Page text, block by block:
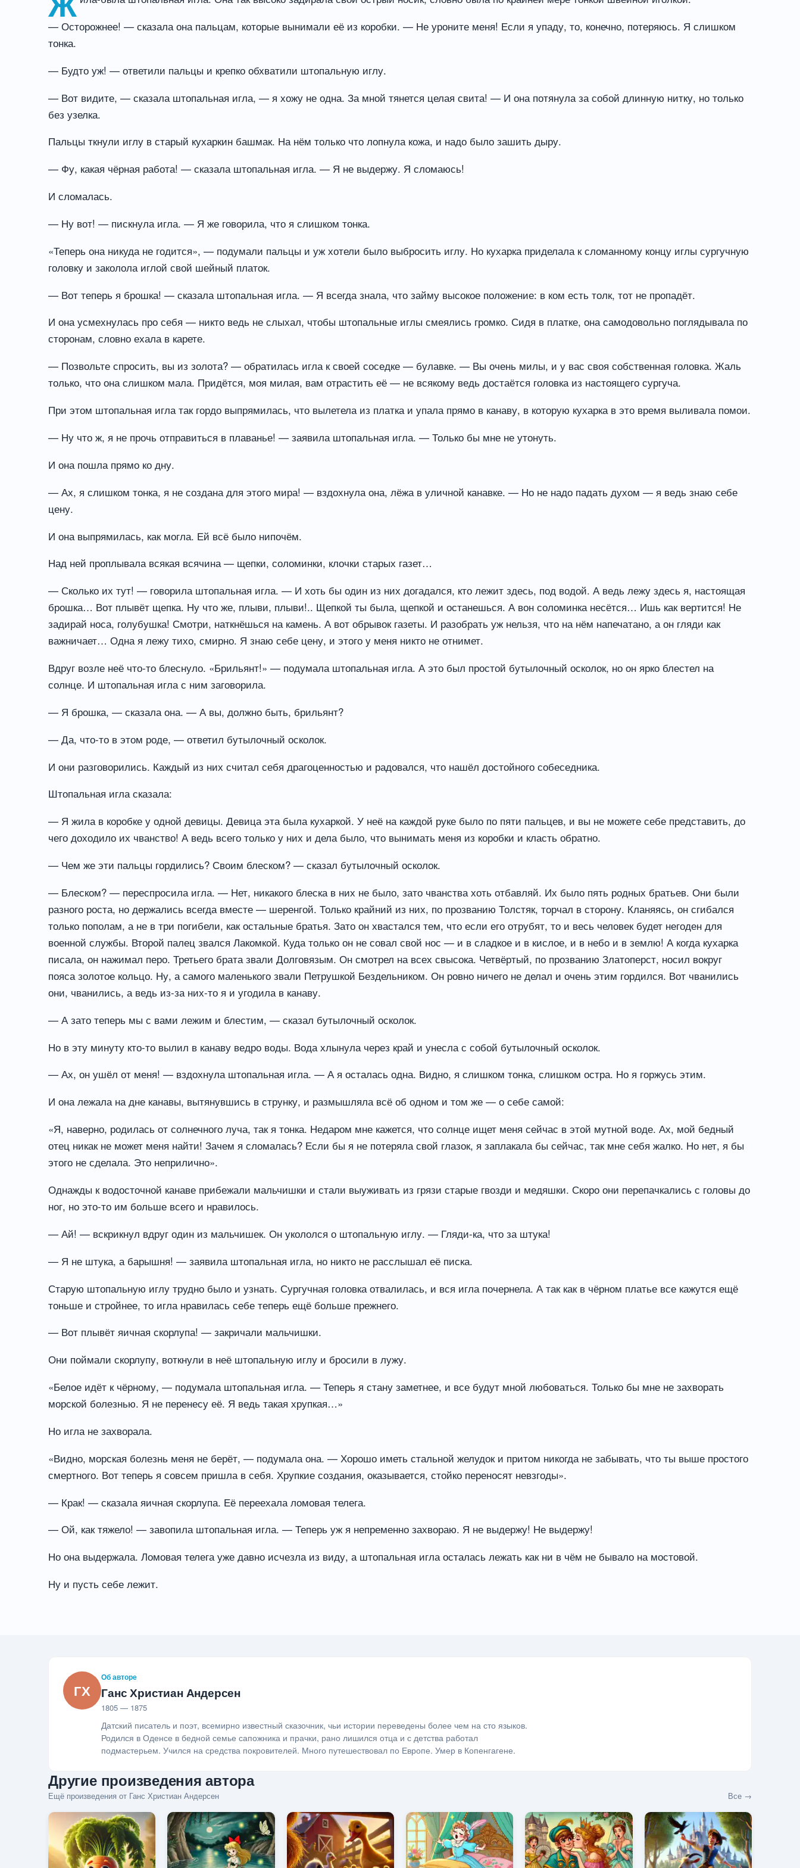
— Осторожнее! — сказала она пальцам, которые вынимали её из коробки. — Не уроните меня! Если я упаду, то, конечно, потеряюсь. Я слишком
тонка.
— Будто уж! — ответили пальцы и крепко обхватили штопальную иглу.
— Вот видите, — сказала штопальная игла, — я хожу не одна. За мной тянется целая свита! — И она потянула за собой длинную нитку, но только
без узелка.
Пальцы ткнули иглу в старый кухаркин башмак. На нём только что лопнула кожа, и надо было зашить дыру.
— Фу, какая чёрная работа! — сказала штопальная игла. — Я не выдержу. Я сломаюсь!
И сломалась.
— Ну вот! — пискнула игла. — Я же говорила, что я слишком тонка.
«Теперь она никуда не годится», — подумали пальцы и уж хотели было выбросить иглу. Но кухарка приделала к сломанному концу иглы сургучную
головку и заколола иглой свой шейный платок.
— Вот теперь я брошка! — сказала штопальная игла. — Я всегда знала, что займу высокое положение: в ком есть толк, тот не пропадёт.
И она усмехнулась про себя — никто ведь не слыхал, чтобы штопальные иглы смеялись громко. Сидя в платке, она самодовольно поглядывала по
сторонам, словно ехала в карете.
— Позвольте спросить, вы из золота? — обратилась игла к своей соседке — булавке. — Вы очень милы, и у вас своя собственная головка. Жаль
только, что она слишком мала. Придётся, моя милая, вам отрастить её — не всякому ведь достаётся головка из настоящего сургуча.
При этом штопальная игла так гордо выпрямилась, что вылетела из платка и упала прямо в канаву, в которую кухарка в это время выливала помои.
— Ну что ж, я не прочь отправиться в плаванье! — заявила штопальная игла. — Только бы мне не утонуть.
И она пошла прямо ко дну.
— Ах, я слишком тонка, я не создана для этого мира! — вздохнула она, лёжа в уличной канавке. — Но не надо падать духом — я ведь знаю себе
цену.
И она выпрямилась, как могла. Ей всё было нипочём.
Над ней проплывала всякая всячина — щепки, соломинки, клочки старых газет…
— Сколько их тут! — говорила штопальная игла. — И хоть бы один из них догадался, кто лежит здесь, под водой. А ведь лежу здесь я, настоящая
брошка… Вот плывёт щепка. Ну что же, плыви, плыви!.. Щепкой ты была, щепкой и останешься. А вон соломинка несётся… Ишь как вертится! Не
задирай носа, голубушка! Смотри, наткнёшься на камень. А вот обрывок газеты. И разобрать уж нельзя, что на нём напечатано, а он гляди как
важничает… Одна я лежу тихо, смирно. Я знаю себе цену, и этого у меня никто не отнимет.
Вдруг возле неё что-то блеснуло. «Брильянт!» — подумала штопальная игла. А это был простой бутылочный осколок, но он ярко блестел на
солнце. И штопальная игла с ним заговорила.
— Я брошка, — сказала она. — А вы, должно быть, брильянт?
— Да, что-то в этом роде, — ответил бутылочный осколок.
И они разговорились. Каждый из них считал себя драгоценностью и радовался, что нашёл достойного собеседника.
Штопальная игла сказала:
— Я жила в коробке у одной девицы. Девица эта была кухаркой. У неё на каждой руке было по пяти пальцев, и вы не можете себе представить, до
чего доходило их чванство! А ведь всего только у них и дела было, что вынимать меня из коробки и класть обратно.
— Чем же эти пальцы гордились? Своим блеском? — сказал бутылочный осколок.
— Блеском? — переспросила игла. — Нет, никакого блеска в них не было, зато чванства хоть отбавляй. Их было пять родных братьев. Они были
разного роста, но держались всегда вместе — шеренгой. Только крайний из них, по прозванию Толстяк, торчал в сторону. Кланяясь, он сгибался
только пополам, а не в три погибели, как остальные братья. Зато он хвастался тем, что если его отрубят, то и весь человек будет негоден для
военной службы. Второй палец звался Лакомкой. Куда только он не совал свой нос — и в сладкое и в кислое, и в небо и в землю! А когда кухарка
писала, он нажимал перо. Третьего брата звали Долговязым. Он смотрел на всех свысока. Четвёртый, по прозванию Златоперст, носил вокруг
пояса золотое кольцо. Ну, а самого маленького звали Петрушкой Бездельником. Он ровно ничего не делал и очень этим гордился. Вот чванились
они, чванились, а ведь из-за них-то я и угодила в канаву.
— А зато теперь мы с вами лежим и блестим, — сказал бутылочный осколок.
Но в эту минуту кто-то вылил в канаву ведро воды. Вода хлынула через край и унесла с собой бутылочный осколок.
— Ах, он ушёл от меня! — вздохнула штопальная игла. — А я осталась одна. Видно, я слишком тонка, слишком остра. Но я горжусь этим.
И она лежала на дне канавы, вытянувшись в струнку, и размышляла всё об одном и том же — о себе самой:
«Я, наверно, родилась от солнечного луча, так я тонка. Недаром мне кажется, что солнце ищет меня сейчас в этой мутной воде. Ах, мой бедный
отец никак не может меня найти! Зачем я сломалась? Если бы я не потеряла свой глазок, я заплакала бы сейчас, так мне себя жалко. Но нет, я бы
этого не сделала. Это неприлично».
Однажды к водосточной канаве прибежали мальчишки и стали выуживать из грязи старые гвозди и медяшки. Скоро они перепачкались с головы до
ног, но это-то им больше всего и нравилось.
— Ай! — вскрикнул вдруг один из мальчишек. Он укололся о штопальную иглу. — Гляди-ка, что за штука!
— Я не штука, а барышня! — заявила штопальная игла, но никто не расслышал её писка.
Старую штопальную иглу трудно было и узнать. Сургучная головка отвалилась, и вся игла почернела. А так как в чёрном платье все кажутся ещё
тоньше и стройнее, то игла нравилась себе теперь ещё больше прежнего.
— Вот плывёт яичная скорлупа! — закричали мальчишки.
Они поймали скорлупу, воткнули в неё штопальную иглу и бросили в лужу.
«Белое идёт к чёрному, — подумала штопальная игла. — Теперь я стану заметнее, и все будут мной любоваться. Только бы мне не захворать
морской болезнью. Я не перенесу её. Я ведь такая хрупкая…»
Но игла не захворала.
«Видно, морская болезнь меня не берёт, — подумала она. — Хорошо иметь стальной желудок и притом никогда не забывать, что ты выше простого
смертного. Вот теперь я совсем пришла в себя. Хрупкие создания, оказывается, стойко переносят невзгоды».
— Крак! — сказала яичная скорлупа. Её переехала ломовая телега.
— Ой, как тяжело! — завопила штопальная игла. — Теперь уж я непременно захвораю. Я не выдержу! Не выдержу!
Но она выдержала. Ломовая телега уже давно исчезла из виду, а штопальная игла осталась лежать как ни в чём не бывало на мостовой.
Ну и пусть себе лежит.
ГХ
Об авторе
Ганс Христиан Андерсен
1805 — 1875
Датский писатель и поэт, всемирно известный сказочник, чьи истории переведены более чем на сто языков.
Родился в Оденсе в бедной семье сапожника и прачки, рано лишился отца и с детства работал
подмастерьем. Учился на средства покровителей. Много путешествовал по Европе. Умер в Копенгагене.
Другие произведения автора
Ещё произведения от Ганс Христиан Андерсен Все →